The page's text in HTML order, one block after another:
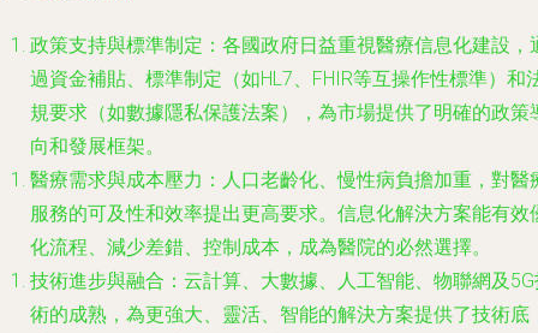
政策支持與標準制定：各國政府日益重視醫療信息化建設，
過資金補貼、標準制定（如HL7、FHIR等互操作性標準）和
規要求（如數據隱私保護法案），為市場提供了明確的政策
向和發展框架。
醫療需求與成本壓力：人口老齡化、慢性病負擔加重，對醫
服務的可及性和效率提出更高要求。信息化解決方案能有效
化流程、減少差錯、控制成本，成為醫院的必然選擇。
技術進步與融合：云計算、大數據、人工智能、物聯網及
術的成熟，為更強大、靈活、智能的解決方案提供了技術底